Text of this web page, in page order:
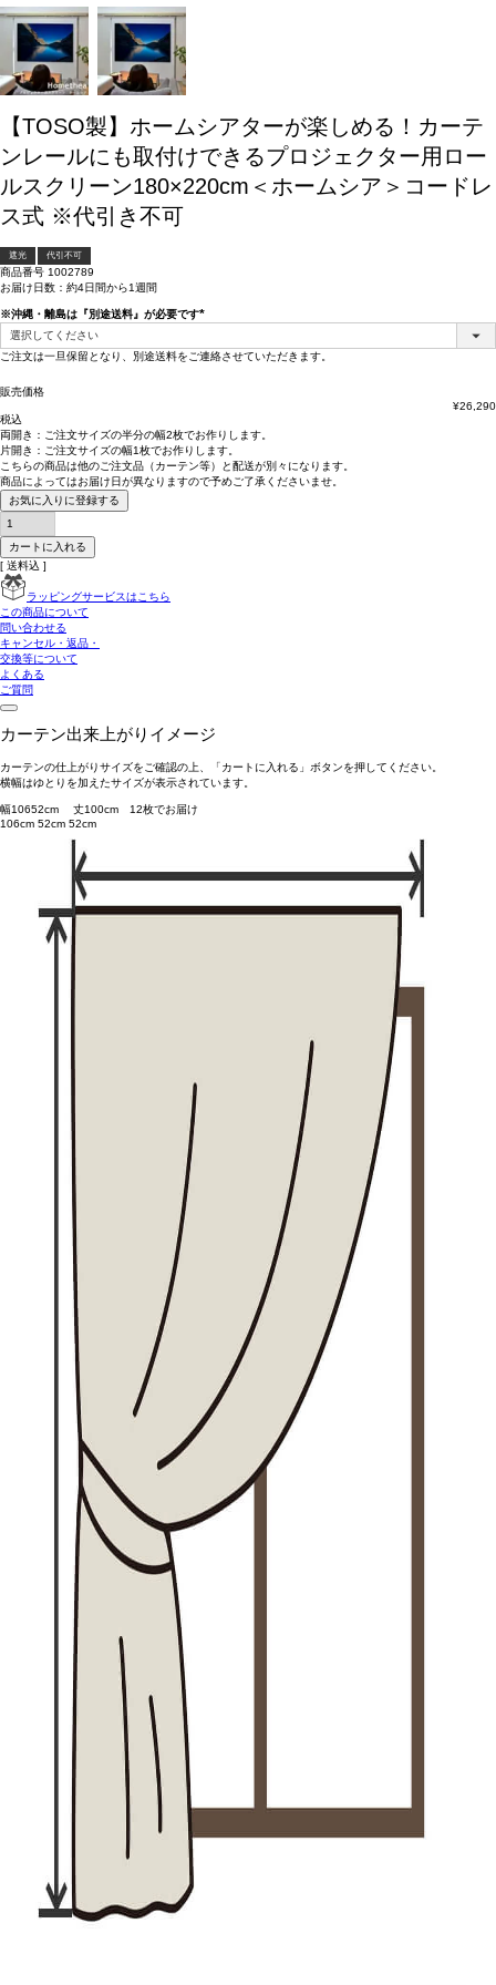
【TOSO製】ホームシアターが楽しめる！カーテ
ンレールにも取付けできるプロジェクター用ロー
ルスクリーン180×220cm＜ホームシア＞コードレ
ス式 ※代引き不可
遮光 代引不可
商品番号 1002789
お届け日数：約4日間から1週間
※沖縄・離島は『別途送料』が必要です
ご注文は一旦保留となり、別途送料をご連絡させていただきます。
販売価格
¥26,290
税込
両開き： ご注文サイズの半分の幅2枚でお作りします。
片開き： ご注文サイズの幅1枚でお作りします。
こちらの商品は他のご注文品（カーテン等）と配送が別々 になります。
商品によってはお届け日が異なりますので予めご了承くださいませ。
お気に入りに登録する
カートに入れる
送料込
ラッピングサービスはこちら
この商品について
問い合わせる
キャンセル・返品・
交換等について
よくある
ご質問
カーテン出来上がりイメージ
カーテンの仕上がりサイズをご確認の上、「カートに入れる」ボタンを押してください。
横幅はゆとりを加えたサイズが表示されています。
幅10652cm 丈100cm 12枚でお届け
106cm 52cm 52cm